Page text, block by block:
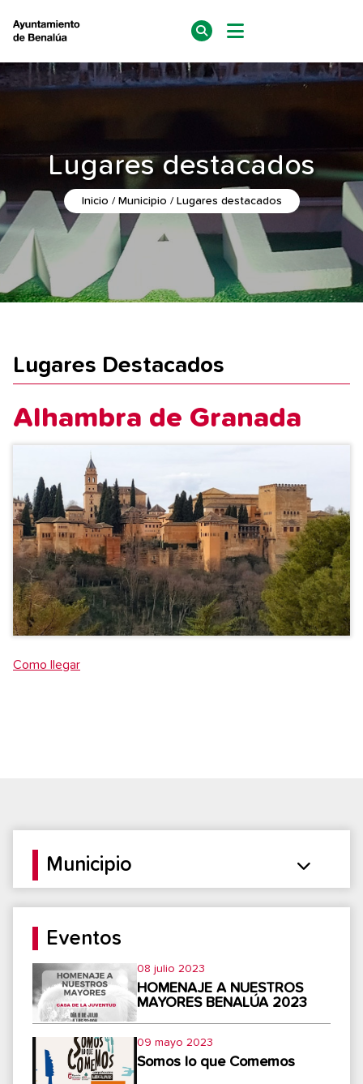
Lugares destacados
Inicio Municipio Lugares destacados
Lugares Destacados
Alhambra de Granada
Como llegar
Municipio
Eventos
08 julio 2023
HOMENAJE A NUESTROS
MAYORES BENALÚA 2023
09 mayo 2023
Somos lo que Comemos